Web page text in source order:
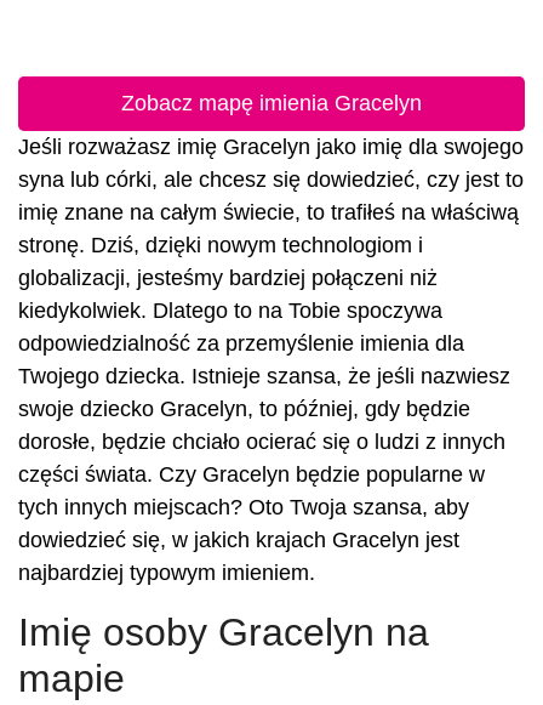
Zobacz mapę imienia Gracelyn
Jeśli rozważasz imię Gracelyn jako imię dla swojego
syna lub córki, ale chcesz się dowiedzieć, czy jest to
imię znane na całym świecie, to trafiłeś na właściwą
stronę. Dziś, dzięki nowym technologiom i
globalizacji, jesteśmy bardziej połączeni niż
kiedykolwiek. Dlatego to na Tobie spoczywa
odpowiedzialność za przemyślenie imienia dla
Twojego dziecka. Istnieje szansa, że jeśli nazwiesz
swoje dziecko Gracelyn, to później, gdy będzie
dorosłe, będzie chciało ocierać się o ludzi z innych
części świata. Czy Gracelyn będzie popularne w
tych innych miejscach? Oto Twoja szansa, aby
dowiedzieć się, w jakich krajach Gracelyn jest
najbardziej typowym imieniem.
Imię osoby Gracelyn na
mapie